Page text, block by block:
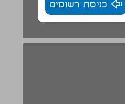
כניסת רשומים